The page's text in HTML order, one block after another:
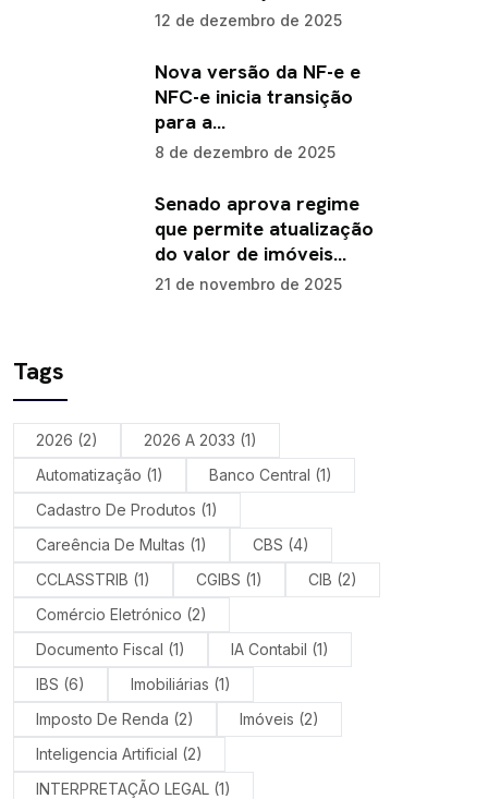
12 de dezembro de 2025
Nova versão da NF-e e
NFC-e inicia transição
para a…
8 de dezembro de 2025
Senado aprova regime
que permite atualização
do valor de imóveis…
21 de novembro de 2025
Tags
2026 (2) 2026 A 2033 (1)
Automatização (1) Banco Central (1)
Cadastro De Produtos (1)
Careência De Multas (1) CBS (4)
CCLASSTRIB (1) CGIBS (1) CIB (2)
Comércio Eletrónico (2)
Documento Fiscal (1) IA Contabil (1)
IBS (6) Imobiliárias (1)
Imposto De Renda (2) Imóveis (2)
Inteligencia Artificial (2)
INTERPRETAÇÃO LEGAL (1)